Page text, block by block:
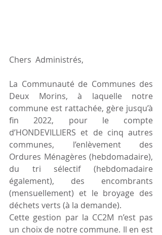
Chers  Administrés,
La Communauté de Communes des
Deux Morins, à laquelle notre
commune est rattachée, gère jusqu’à
fin 2022, pour le compte
d’HONDEVILLIERS et de cinq autres
communes, l’enlèvement des
Ordures Ménagères (hebdomadaire),
du tri sélectif (hebdomadaire
également), des encombrants
(mensuellement) et le broyage des
déchets verts (à la demande).
Cette gestion par la CC2M n’est pas
un choix de notre commune. Il en est